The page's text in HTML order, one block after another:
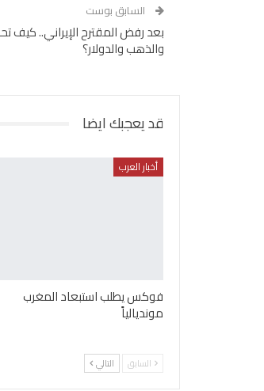
السابق بوست
بعد رفض المقترح الإيراني.. كيف
والذهب والدولار؟
قد يعجبك ايضا
أخبار العرب
فوكس يطلب استبعاد المغرب
مونديالياً
السابق التالي